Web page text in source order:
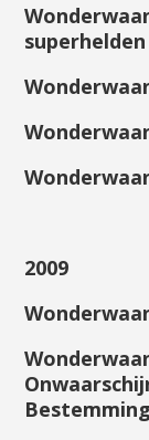
superhelden
2009